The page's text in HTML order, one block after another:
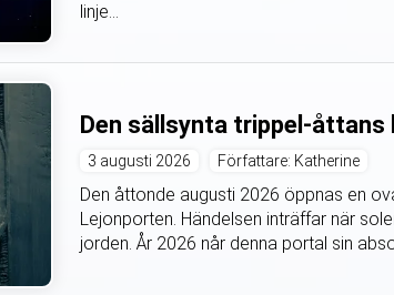
linje...
Den sällsynta trippel-
3 augusti 2026 Författare: Katherine
Den åttonde augusti 2026 öppnas en
Lejonporten. Händelsen inträffar när
jorden. År 2026 når denna portal sin